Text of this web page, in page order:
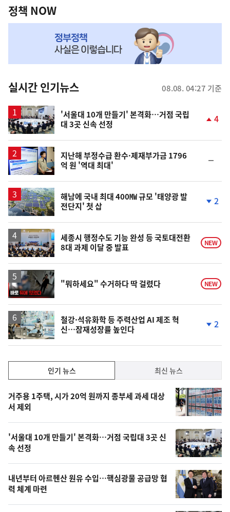
책
NOW,
뉴
스
정책 NOW
실시간 인기뉴스 08.08. 04:27 기준
'서울대 10개 만들기' 본격화…거점 국립
대 3곳 신속 선정
상
4
지난해 부정수급 환수·제재부가금 1796
억 원 '역대 최대'
일
해남에 국내 최대 400㎿ 규모 '태양광 발
전단지' 첫 삽
하
락
2
세종시 행정수도 기능 완성 등 국토대전환
8대 과제 이달 중 발표
NEW
영
상
"뭐하세요" 수거하다 딱 걸렸다 NEW
철강·석유화학 등 주력산업 AI 제조 혁
신…잠재성장률 높인다
하
락
2
기,
최
신,
오
늘
의
영
상
인기 뉴스 최신 뉴스
인
기
뉴
스
거주용 1주택, 시가 20억 원까지 종부세 과세 대상
서 제외
'서울대 10개 만들기' 본격화…거점 국립대 3곳 신
속 선정
내년부터 아르헨산 원유 수입…핵심광물 공급망 협
력 체계 마련